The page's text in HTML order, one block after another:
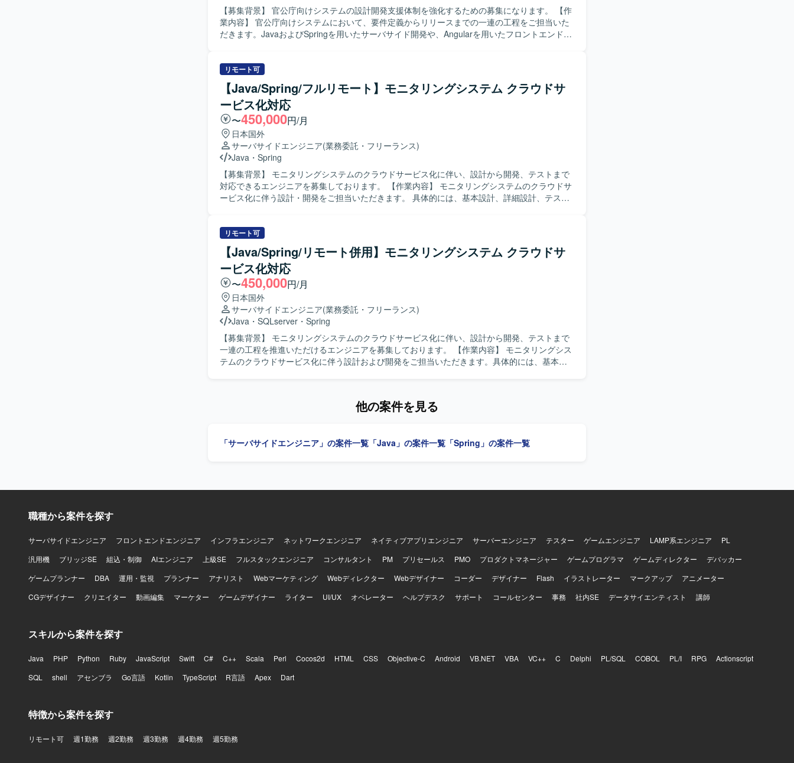
【募集背景】 官公庁向けシステムの設計開発支援体制を強化するための募集になります。 【作
業内容】 官公庁向けシステムにおいて、要件定義からリリースまでの一連の工程をご担当いた
だきます。JavaおよびSpringを用いたサーバサイド開発や、Angularを用いたフロントエンド開
ンを取りながら開発を進めていただける方を求めています。設計から実装、レビューまで一貫
して責任感を持って対応できる方を歓迎いたします。 【ポジションの魅力】 官公庁向けシステ
ムの上流工程からリリースまで幅広い工程に関わることができるため、要件定義や設計スキル
を高めながら、JavaやAngular、AWSなどの技術スタックの経験を積むことができます。 【開
発環境】 Java、Angular、AWS、Springなどの環境で開発を行います。
リモート可
【Java/Spring/フルリモート】モニタリングシステム クラウドサ
ービス化対応
〜450,000円/月
日本国外
サーバサイドエンジニア(業務委託・フリーランス)
Java ・ Spring
【募集背景】 モニタリングシステムのクラウドサービス化に伴い、設計から開発、テストまで
対応できるエンジニアを募集しております。 【作業内容】 モニタリングシステムのクラウドサ
ービス化に伴う設計・開発をご担当いただきます。 具体的には、基本設計、詳細設計、テスト
す。 【求める人物像】 主体的にコミュニケーションを取りながら業務を推進できる方を求めて
おります。 【ポジションの魅力】 モニタリングシステムのクラウドサービス化という上流工程
からリリースまで一連の工程に携わることができ、設計からテストまで幅広い経験を積むこと
ができます。AI（Cloud Code）を活用した開発に関わることで、新しい開発手法にも触れてい
ただけます。 【開発環境】 Java、Spring、SQL、AI（Cloud Code）などを用いたWebシステ
ム開発環境です。
リモート可
【Java/Spring/リモート併用】モニタリングシステム クラウドサ
ービス化対応
〜450,000円/月
日本国外
サーバサイドエンジニア(業務委託・フリーランス)
Java ・ SQLserver ・ Spring
【募集背景】 モニタリングシステムのクラウドサービス化に伴い、設計から開発、テストまで
一連の工程を推進いただけるエンジニアを募集しております。 【作業内容】 モニタリングシス
テムのクラウドサービス化に伴う設計および開発をご担当いただきます。具体的には、基本設
体的に推進し、周囲と積極的にコミュニケーションを取りながら業務を進めていただける方を
期的な参画を通じてクラウドおよびWebサービス開発に関する知見を深めていただけます。
他の案件を見る
「サーバサイドエンジニア」の案件一覧 「Java」の案件一覧 「Spring」の案件一覧
職種から案件を探す
サーバサイドエンジニア フロントエンドエンジニア インフラエンジニア ネットワークエンジニア ネイティブアプリエンジニア サーバーエンジニア テスター ゲームエンジニア LAMP系エンジニア
PL
汎用機
ブリッジSE 組込・制御 AIエンジニア 上級SE フルスタックエンジニア コンサルタント PM プリセールス PMO プロダクトマネージャー ゲームプログラマ ゲームディレクター
デバッカー
ゲームプランナー
DBA 運用・監視 プランナー アナリスト Webマーケティング Webディレクター Webデザイナー コーダー デザイナー Flash イラストレーター マークアップ
アニメーター
CGデザイナー
クリエイター 動画編集 マーケター ゲームデザイナー ライター UI/UX オペレーター ヘルプデスク サポート コールセンター 事務 社内SE データサイエンティスト 講師
スキルから案件を探す
Java PHP Python Ruby JavaScript Swift C# C++ Scala Perl Cocos2d HTML CSS Objective-C Android VB.NET VBA VC++ C Delphi PL/SQL COBOL PL/I RPG
Actionscript
SQL
shell アセンブラ Go言語 Kotlin TypeScript R言語 Apex Dart
特徴から案件を探す
リモート可 週1勤務 週2勤務 週3勤務 週4勤務 週5勤務